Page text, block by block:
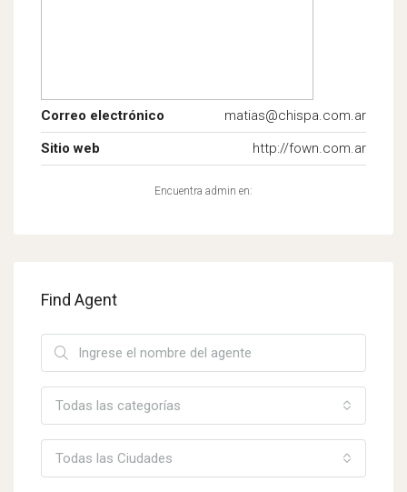
Correo electrónico
matias@chispa.com.ar
Sitio web
http://fown.com.ar
Encuentra admin en:
Find Agent
Todas las categorías
Todas las Ciudades